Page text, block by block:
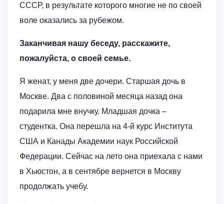
СССР, в результате которого многие не по своей
воле оказались за рубежом.
Заканчивая нашу беседу, расскажите,
пожалуйста, о своей семье.
Я женат, у меня две дочери. Старшая дочь в
Москве. Два с половиной месяца назад она
подарила мне внучку. Младшая дочка –
студентка. Oна перешла на 4-й курс Института
США и Канады Академии наук Российской
Федерации. Сейчас на лето она приехала с нами
в Хьюстон, а в сентябре вернется в Москву
продолжать учебу.